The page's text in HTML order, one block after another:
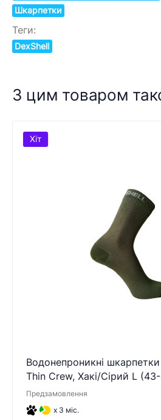
Шкарпетки
Теги:
DexShell
З цим товаром
Водонепроникні
Thin Crew, Хакі/Сірий L
Предзамовлення
x 3 міс.
Хіт